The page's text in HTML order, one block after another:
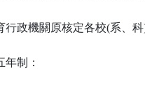
行政機關原核定各校(系、
制：